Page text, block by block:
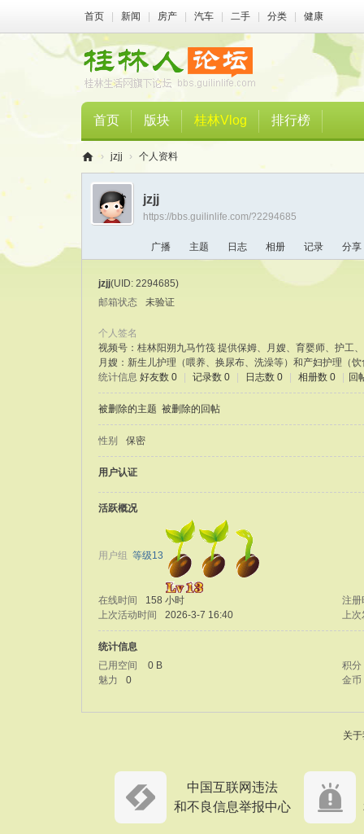
首页 新闻 房产 汽车 二手 分类 健康
首页 版块 桂林Vlog 排行榜
桂
人
› jzjj › 个人资料
jzjj
https://bbs.guilinlife.com/?2294685
广播 主题 日志 相册 记录 分享
jzjj(UID: 2294685)
邮箱状态
未验证
个人签名
视频号：桂林阳朔九马竹筏 提供保姆、月嫂、育婴师、护工
月嫂：新生儿护理（喂养、换尿布、洗澡等）和产妇护理（
统计信息 好友数 0 记录数 0 日志数 0 相册数 0 回
被删除的主题 被删除的回帖
性别 保密
用户认证
活跃概况
用户组 等级13
在线时间 158 小时
注册
上次活动时间
2026-3-7 16:40 上次
统计信息
已用空间
0 B
积分
魅力
0 金币
关
中国互联网违法
和不良信息举报中心